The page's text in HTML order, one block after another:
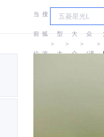
当
前
位
搜
狐
汽
＞
车
型
大
＞
大
众
＞
大
众
(进
＞